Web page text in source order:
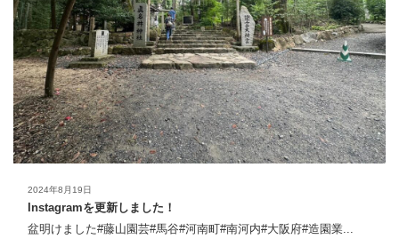
2024年8月19日
Instagramを更新しました！
盆明けました#藤山園芸#馬谷#河南町#南河内#大阪府#造園業...